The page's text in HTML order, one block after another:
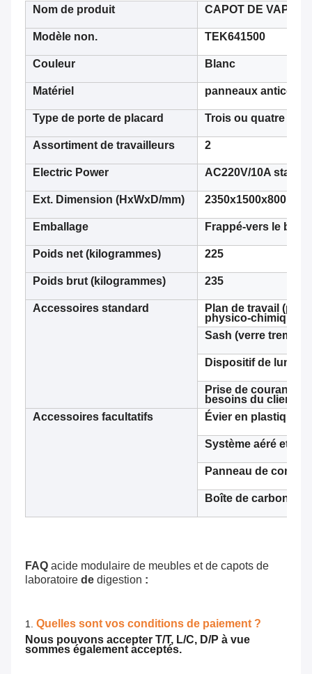
Nom de produit CAPOT DE
Modèle non. TEK641500
Couleur Blanc
Matériel panneaux
Type de porte de placard Trois ou quatre
Assortiment de travailleurs 2
Electric Power AC220V/10A
Ext. Dimension (HxWxD/mm) 2350x1500x800
Emballage Frappé-vers le bas
Poids net (kilogrammes) 225
Poids brut (kilogrammes) 235
Accessoires standard
Plan de travail
physico-chimique
Sash (verre trempé
Dispositif de
Prise de courant
besoins du client)
Accessoires facultatifs
Évier en plastique,
Système aéré et
Panneau de
Boîte de carbone
FAQ acide modulaire de meubles et de capots de
laboratoire de digestion :
1. Quelles sont vos conditions de paiement ?
Nous pouvons accepter T/T, L/C, D/P à vue
sommes également acceptés.